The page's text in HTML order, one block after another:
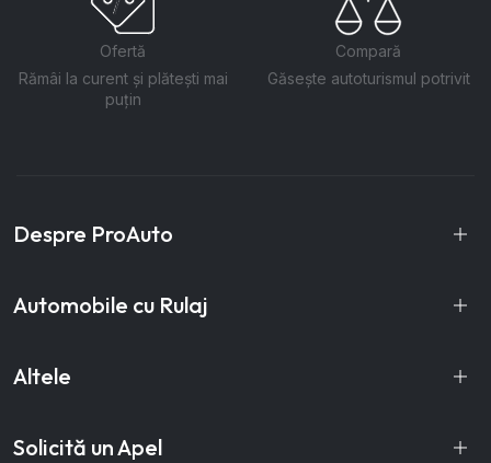
Ofertă
Rămâi la curent și plătești mai
puțin
Compară
Găsește autoturismul potrivit
Despre ProAuto
Automobile cu Rulaj
Altele
Solicită un Apel